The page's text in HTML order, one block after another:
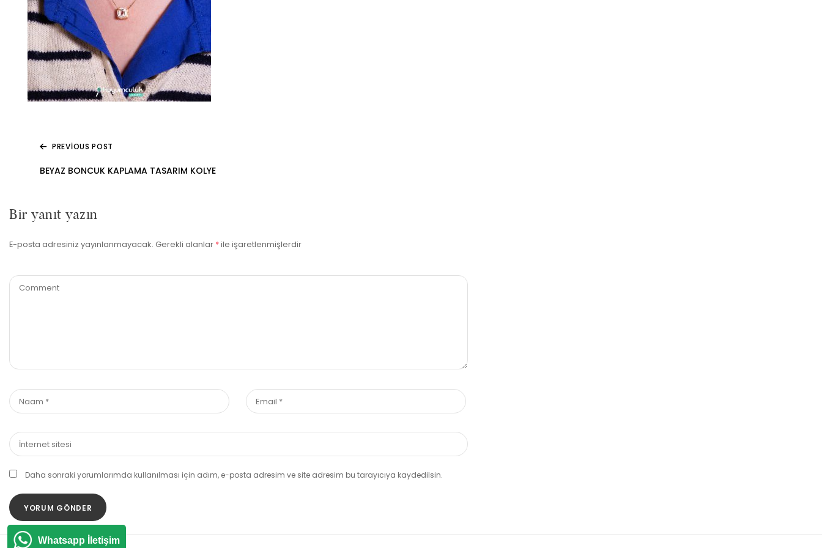
PREVIOUS POST
BEYAZ BONCUK KAPLAMA TASARIM KOLYE
Bir yanıt yazın
E-posta adresiniz yayınlanmayacak. Gerekli alanlar *ile işaretlenmişlerdir
Daha sonraki yorumlarımda kullanılması için adım, e-posta adresim ve site adresim bu tarayıcıya kaydedilsin.
Whatsapp İletişim